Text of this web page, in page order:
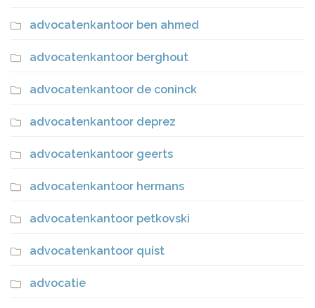
advocatenkantoor ben ahmed
advocatenkantoor berghout
advocatenkantoor de coninck
advocatenkantoor deprez
advocatenkantoor geerts
advocatenkantoor hermans
advocatenkantoor petkovski
advocatenkantoor quist
advocatie